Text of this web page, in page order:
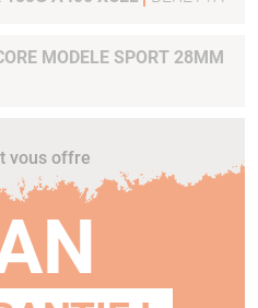
MODELE SPORT 28MM
vous offre